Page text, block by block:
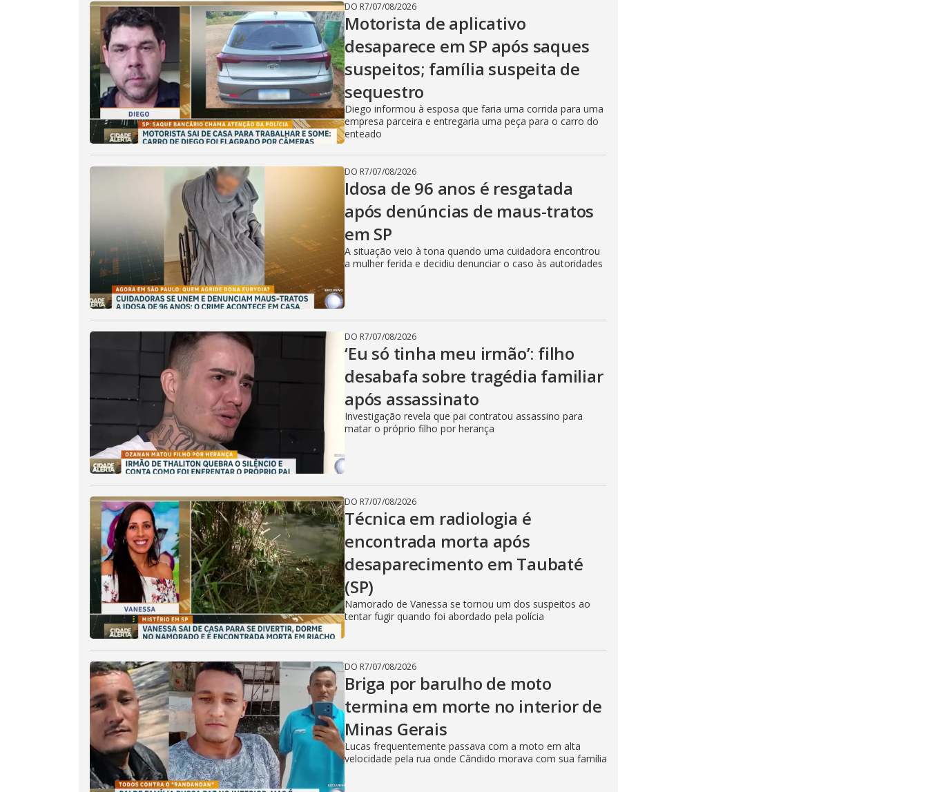
DO R7/07/08/2026
Motorista de aplicativo
desaparece em SP após saques
suspeitos; família suspeita de
sequestro
Diego informou à esposa que faria uma corrida para uma
empresa parceira e entregaria uma peça para o carro do
enteado
DO R7/07/08/2026
Idosa de 96 anos é resgatada
após denúncias de maus-tratos
em SP
A situação veio à tona quando uma cuidadora encontrou
a mulher ferida e decidiu denunciar o caso às autoridades
DO R7/07/08/2026
‘Eu só tinha meu irmão’: filho
desabafa sobre tragédia familiar
após assassinato
Investigação revela que pai contratou assassino para
matar o próprio filho por herança
DO R7/07/08/2026
Técnica em radiologia é
encontrada morta após
desaparecimento em Taubaté
(SP)
Namorado de Vanessa se tornou um dos suspeitos ao
tentar fugir quando foi abordado pela polícia
DO R7/07/08/2026
Briga por barulho de moto
termina em morte no interior de
Minas Gerais
Lucas frequentemente passava com a moto em alta
velocidade pela rua onde Cândido morava com sua família